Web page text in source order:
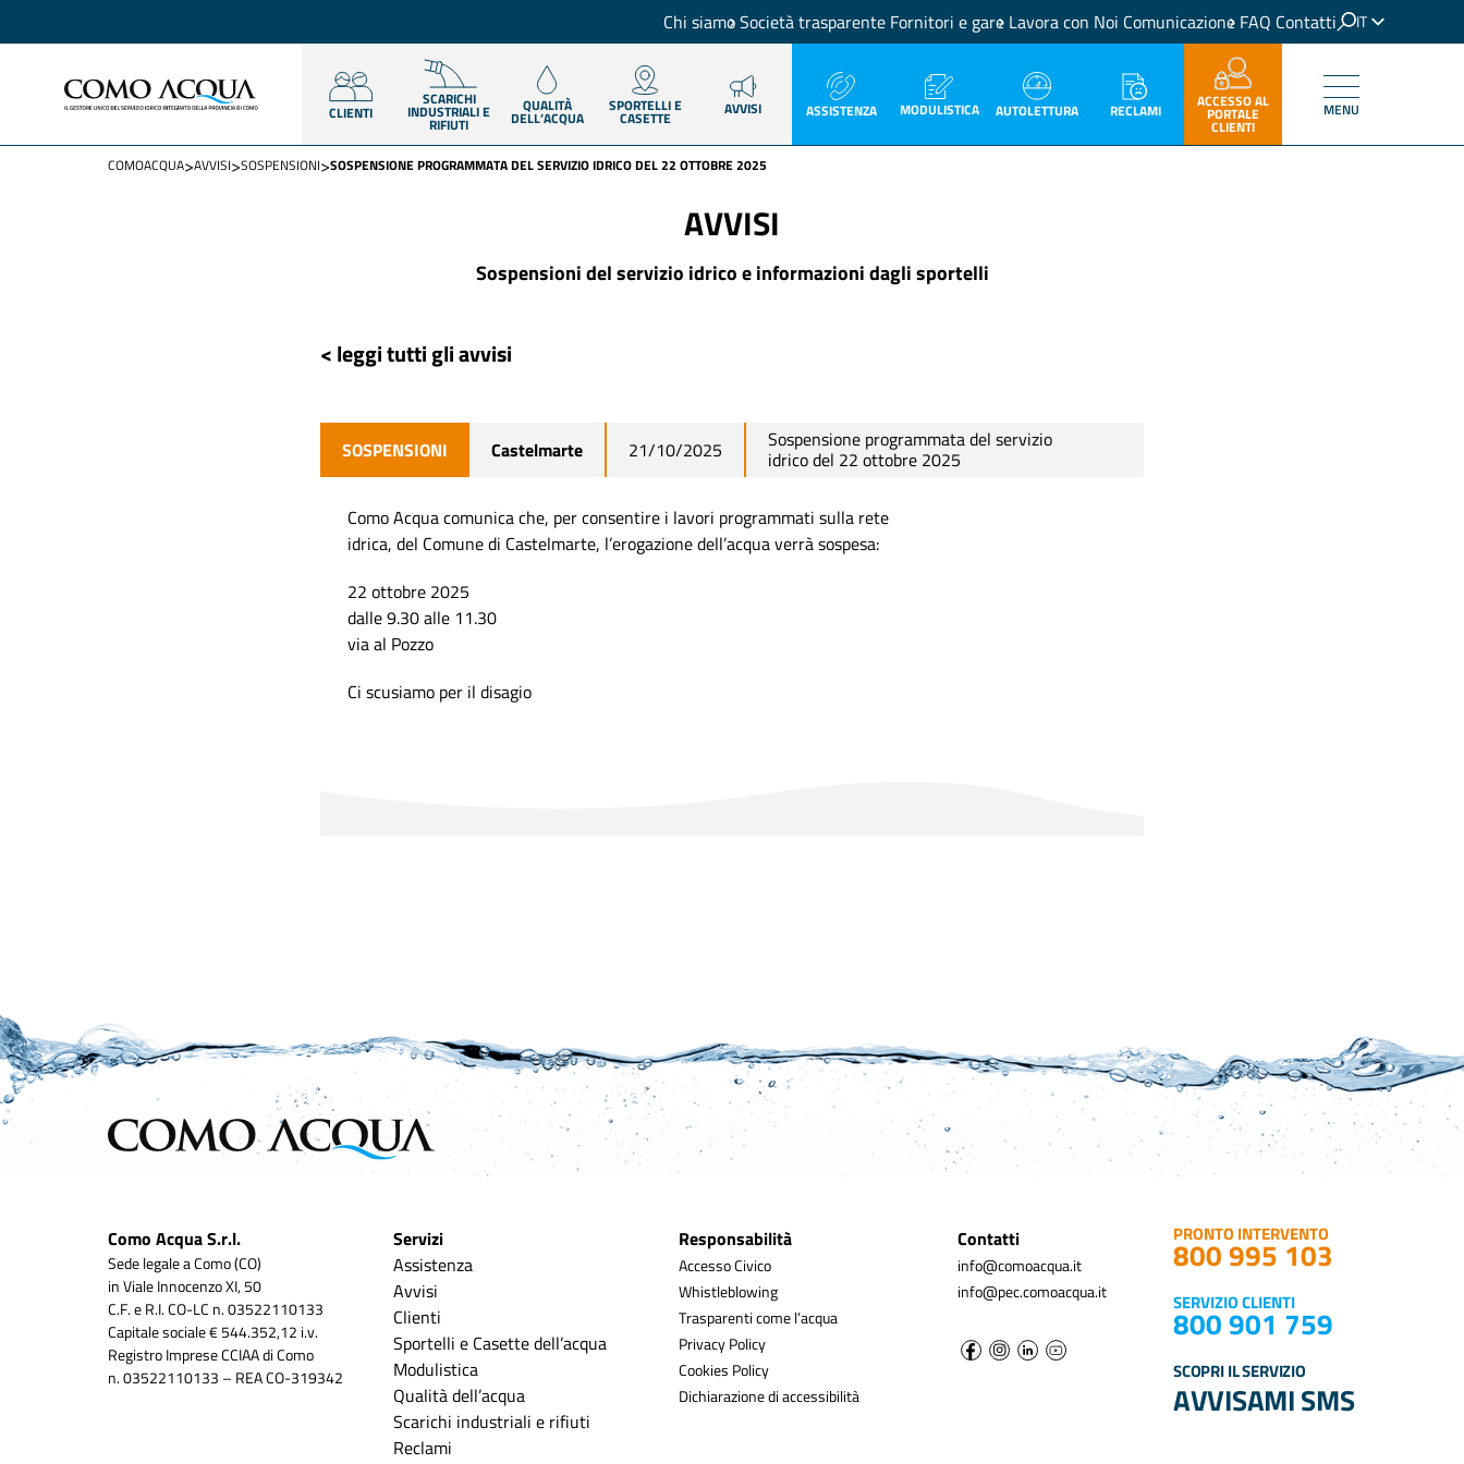
Chi siamoSocietà trasparente Fornitori e gare Lavora con Noi Comunicazione FAQ Contatti
IT
EN
CLIENTI
SCARICHI
INDUSTRIALI E
RIFIUTI
QUALITÀ
DELL’ACQUA
SPORTELLI E
CASETTE AVVISI ASSISTENZA MODULISTICA AUTOLETTURA RECLAMI ACCESSO AL
PORTALE
CLIENTI
MENU
COMOACQUA>AVVISI>SOSPENSIONI>SOSPENSIONE PROGRAMMATA DEL SERVIZIO IDRICO DEL 22 OTTOBRE 2025
AVVISI
Sospensioni del servizio idrico e informazioni dagli sportelli
< leggi tutti gli avvisi
SOSPENSIONI Castelmarte 21/10/2025 Sospensione programmata del servizio
idrico del 22 ottobre 2025
Como Acqua comunica che, per consentire i lavori programmati sulla rete
idrica, del Comune di Castelmarte, l’erogazione dell’acqua verrà sospesa:
22 ottobre 2025
dalle 9.30 alle 11.30
via al Pozzo
Ci scusiamo per il disagio
Como Acqua S.r.l.
Sede legale a Como (CO)
in Viale Innocenzo XI, 50
C.F. e R.I. CO-LC n. 03522110133
Capitale sociale € 544.352,12 i.v.
Registro Imprese CCIAA di Como
n. 03522110133 – REA CO-319342
Servizi
Assistenza
Avvisi
Clienti
Sportelli e Casette dell’acqua
Modulistica
Qualità dell’acqua
Scarichi industriali e rifiuti
Reclami
Responsabilità
Accesso Civico
Whistleblowing
Trasparenti come l’acqua
Privacy Policy
Cookies Policy
Dichiarazione di accessibilità
Contatti
info@comoacqua.it
info@pec.comoacqua.it
PRONTO INTERVENTO
800 995 103
SERVIZIO CLIENTI
800 901 759
SCOPRI IL SERVIZIO
AVVISAMI SMS